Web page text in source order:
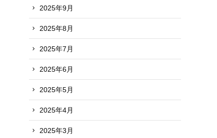
2025年9月
2025年8月
2025年7月
2025年6月
2025年5月
2025年4月
2025年3月